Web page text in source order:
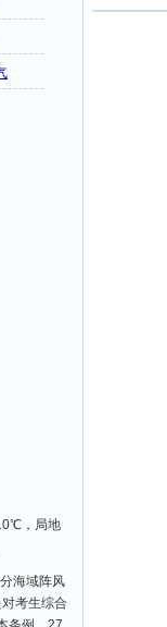
，局地
海域阵风
考生综合